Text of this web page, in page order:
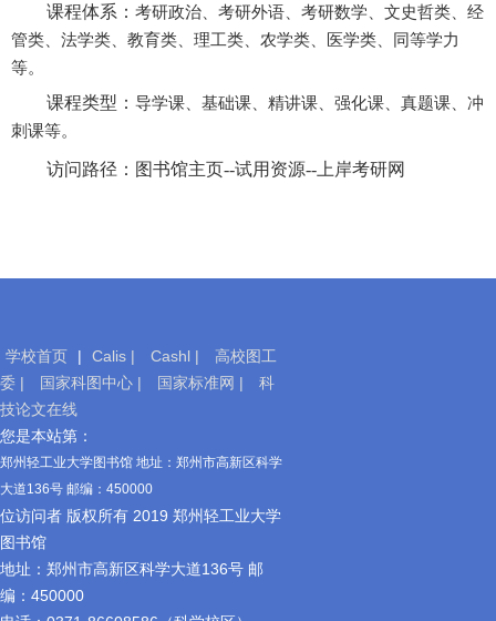
课程体系： 考研政治、考研外语、考研数学、文史哲类、经
管类、法学类、教育类、理工类、农学类、医学类、同等学力
等。
课程类型： 导学课、基础课、精讲课、强化课、真题课、冲
刺课等。
访问路径：图书馆主页--试用资源-- 上岸考研网
学校首页 | Calis | Cashl |
高校图工
委 |
国家科图中心 | 国家标准网 |
科
技论文在线
您是本站第：
郑州轻工业大学图书馆 地址：郑州市高新区科学
大道136号 邮编：450000
位访问者 版权所有 2019 郑州轻工业大学
图书馆
地址：郑州市高新区科学大道136号 邮
编：450000